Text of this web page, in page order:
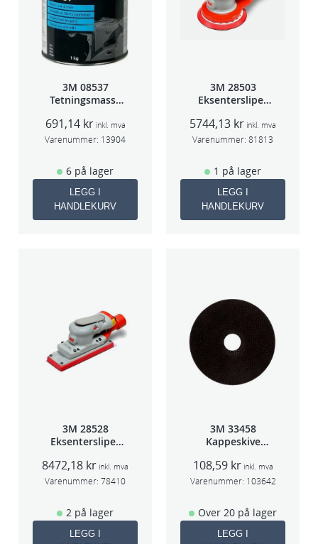
3M 08537
Tetningsmasse
691,14 kr inkl. mva
Varenummer: 13904
6 på lager
LEGG I
HANDLEKURV
3M 28503
Eksentersliper
5mm slag
75mm
5744,13 kr inkl. mva
Varenummer: 81813
1 på lager
LEGG I
HANDLEKURV
3M 28528
Eksentersliper
3mm slag
70×198
8472,18 kr inkl. mva
Varenummer: 78410
2 på lager
LEGG I
3M 33458
Kappeskive
5stk/pk pris/stk
108,59 kr inkl. mva
Varenummer: 103642
Over 20 på lager
LEGG I